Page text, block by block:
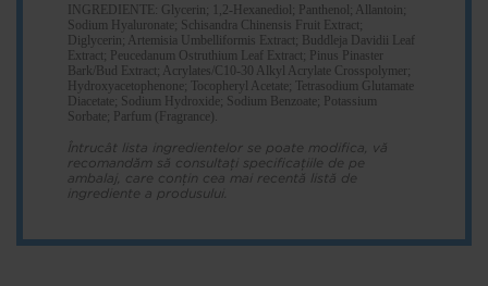
INGREDIENTE: Glycerin; 1,2-Hexanediol; Panthenol; Allantoin;
Sodium Hyaluronate; Schisandra Chinensis Fruit Extract;
Diglycerin; Artemisia Umbelliformis Extract; Buddleja Davidii Leaf
Extract; Peucedanum Ostruthium Leaf Extract; Pinus Pinaster
Bark/Bud Extract; Acrylates/C10-30 Alkyl Acrylate Crosspolymer;
Hydroxyacetophenone; Tocopheryl Acetate; Tetrasodium Glutamate
Diacetate; Sodium Hydroxide; Sodium Benzoate; Potassium
Sorbate; Parfum (Fragrance).
Întrucât lista ingredientelor se poate modifica, vă
recomandăm să consultați specificațiile de pe
ambalaj, care conțin cea mai recentă listă de
ingrediente a produsului.